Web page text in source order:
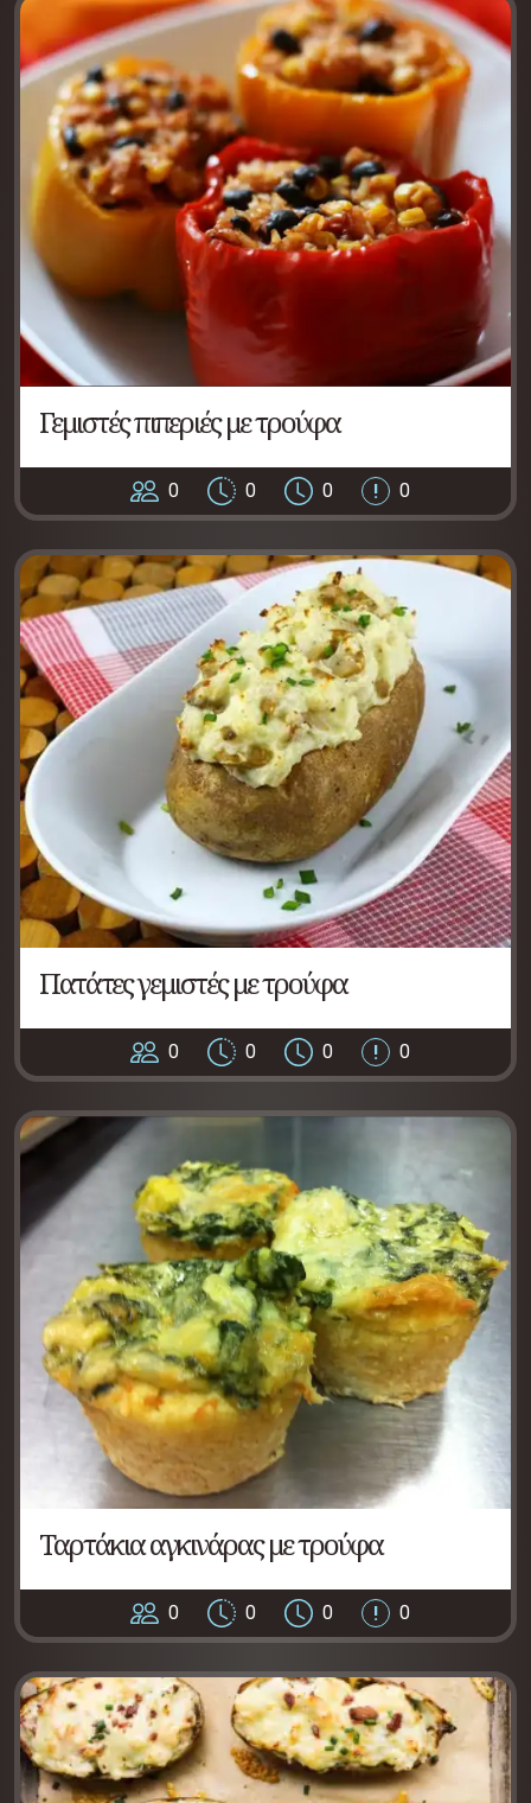
Γεμιστές πιπεριές με τρούφα
0 0 0 0
Πατάτες γεμιστές με τρούφα
0 0 0 0
Ταρτάκια αγκινάρας με τρούφα
0 0 0 0